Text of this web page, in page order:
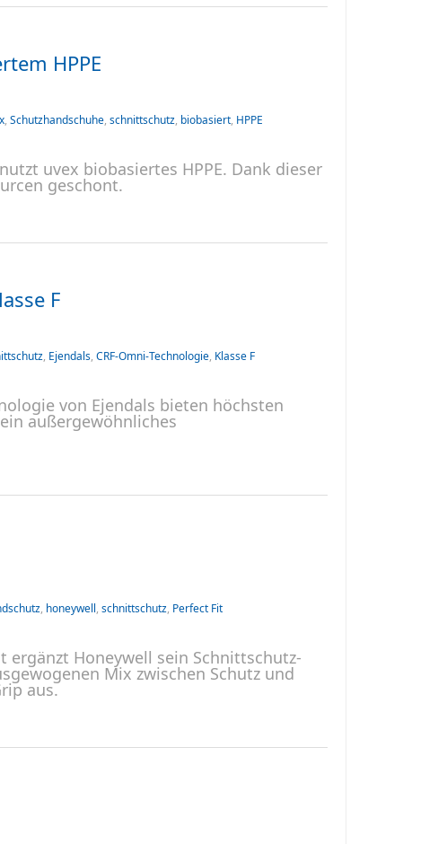
HPPE
, Schutzhandschuhe, schnittschutz, biobasiert, HPPE
uvex biobasiertes HPPE. Dank dieser
geschont.
F
, Ejendals, CRF-Omni-Technologie, Klasse F
von Ejendals bieten höchsten
außergewöhnliches
, honeywell, schnittschutz, Perfect Fit
ergänzt Honeywell sein Schnittschutz-
Mix zwischen Schutz und
aus.